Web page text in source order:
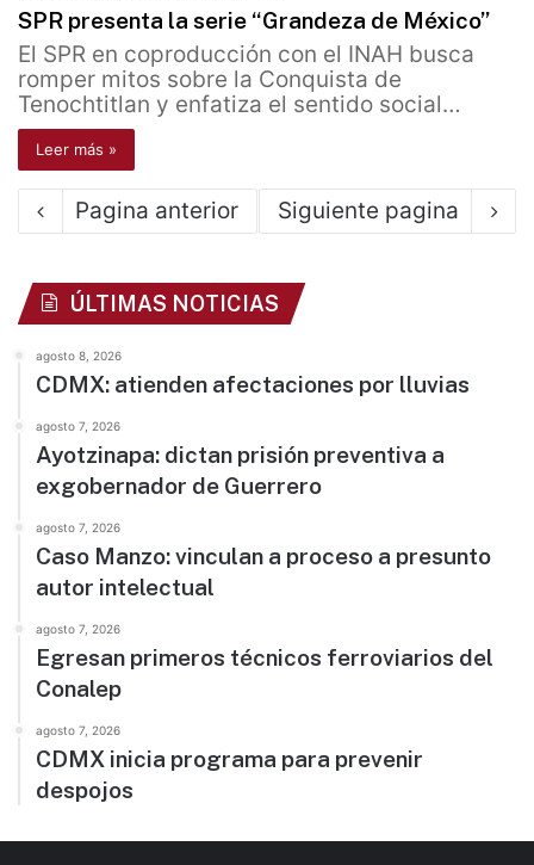
SPR presenta la serie “Grandeza de México”
El SPR en coproducción con el INAH busca
romper mitos sobre la Conquista de
Tenochtitlan y enfatiza el sentido social…
Leer más »
Pagina anterior Siguiente pagina
ÚLTIMAS NOTICIAS
agosto 8, 2026
CDMX: atienden afectaciones por lluvias
agosto 7, 2026
Ayotzinapa: dictan prisión preventiva a
exgobernador de Guerrero
agosto 7, 2026
Caso Manzo: vinculan a proceso a presunto
autor intelectual
agosto 7, 2026
Egresan primeros técnicos ferroviarios del
Conalep
agosto 7, 2026
CDMX inicia programa para prevenir
despojos